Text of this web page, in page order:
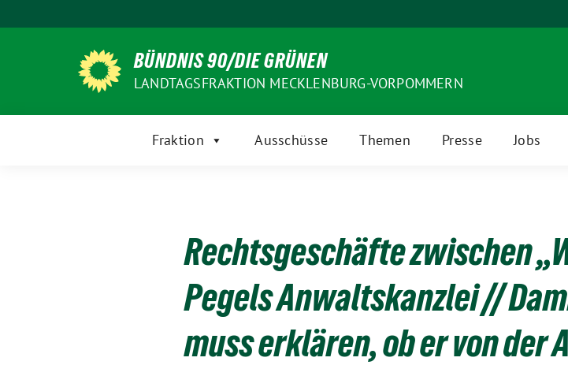
zum
BÜNDNIS 90/DIE GRÜNEN
LANDTAGSFRAKTION MECKLENBURG-VORPOMMERN
Fraktion Ausschüsse Themen Presse Jobs
Rechtsgeschäfte zwischen
Pegels Anwaltskanzlei //
muss erklären, ob er von der